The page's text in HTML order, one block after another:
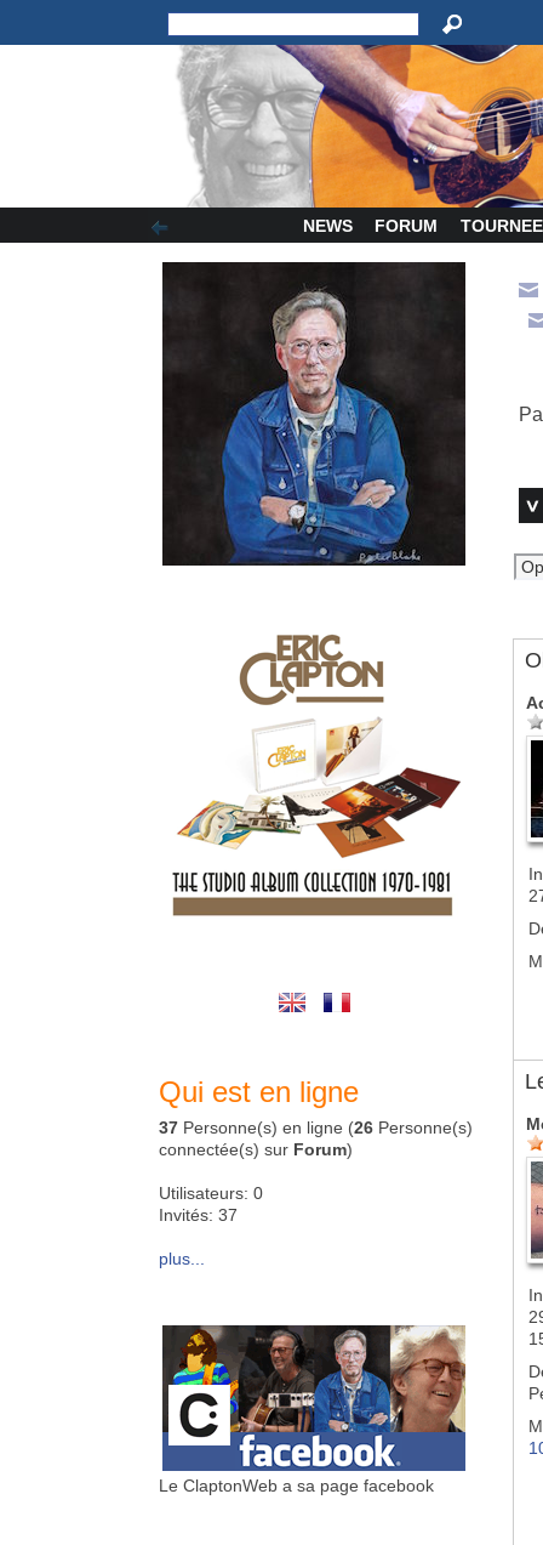
NEWS FORUM TOURNEE
Qui est en ligne
37 Personne(s) en ligne (26 Personne(s)
connectée(s) sur Forum)
Utilisateurs: 0
Invités: 37
plus...
Le ClaptonWeb a sa page facebook